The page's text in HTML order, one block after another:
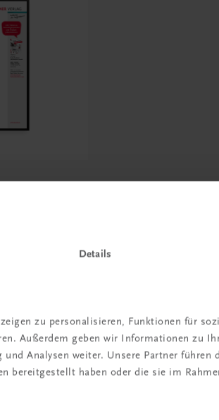
Details
zu personalisieren, Funktionen für
Außerdem geben wir Informationen zu
und Analysen weiter. Unsere Partner
bereitgestellt haben oder die sie im
Rabattcode